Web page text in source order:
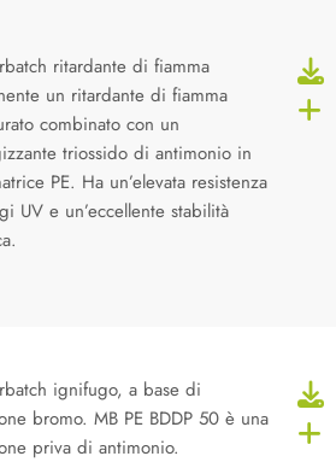
ritardante di fiamma
un ritardante di fiamma
combinato con un
triossido di antimonio in
PE. Ha un’elevata resistenza
UV e un’eccellente stabilità
ignifugo, a base di
bromo. MB PE BDDP 50 è una
priva di antimonio.